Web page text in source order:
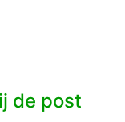
de post